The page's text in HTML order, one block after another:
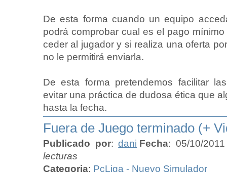
De esta forma cuando un equipo
podrá comprobar cual es el pago
ceder al jugador y si realiza una oferta
no le permitirá enviarla.
De esta forma pretendemos facilitar
evitar una práctica de dudosa ética que
hasta la fecha.
Fuera de Juego terminado (+
Publicado por:dani Fecha: 05/10/
lecturas
Categoria: PcLiga - Nuevo Simulador